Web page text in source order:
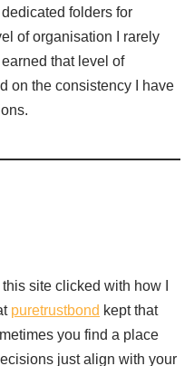
folders for
of organisation I rarely
that level of
on the consistency I have
site clicked with how I
puretrustbond kept that
you find a place
just align with your